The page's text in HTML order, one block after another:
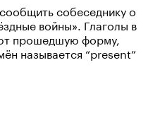
собеседнику о
войны». Глаголы в
прошедшую форму,
называется “present”